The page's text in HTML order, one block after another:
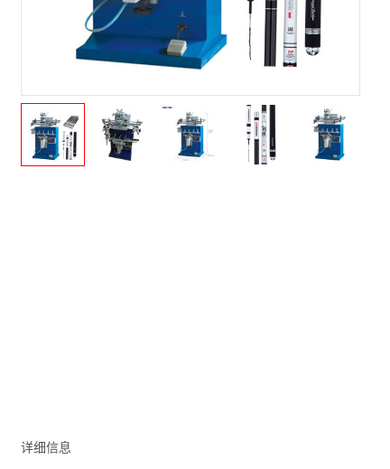
详细信息